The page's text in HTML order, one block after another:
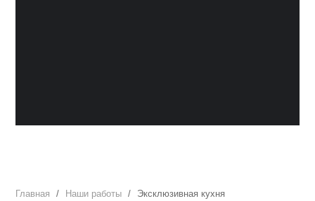
Главная Наши работы Эксклюзивная кухня